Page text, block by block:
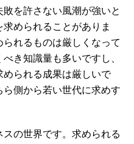
を許さない風潮が強いと
められることがありま
れるものは厳しくなって
き知識量も多いですし、
られる成果は厳しいで
側から若い世代に求めす
の世界です。求められる